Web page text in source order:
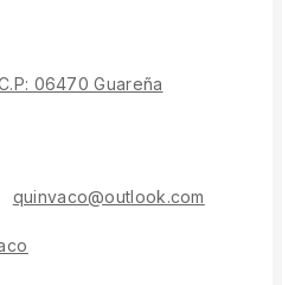
06470 Guareña
quinvaco@outlook.com